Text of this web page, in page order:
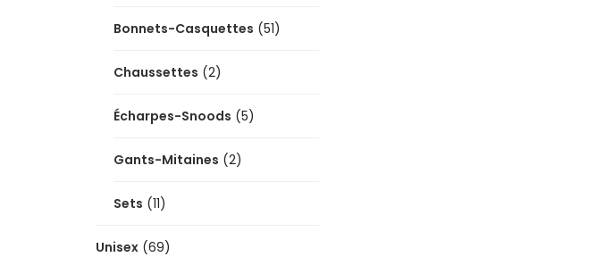
Bonnets-Casquettes (51)
Chaussettes (2)
Écharpes-Snoods (5)
Gants-Mitaines (2)
Sets (11)
Unisex (69)